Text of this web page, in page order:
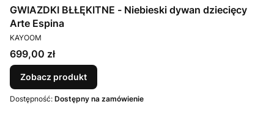
GWIAZDKI BŁŁĘKITNE - Niebieski dywan dziecięcy
Arte Espina
PRODUCENT
KAYOOM
Cena
699,00 zł
Zobacz produkt
Dostępność: Dostępny na zamówienie